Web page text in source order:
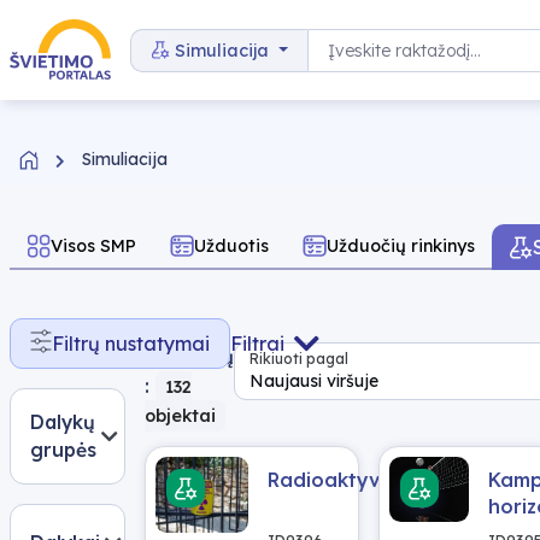
Pereiti prie turinio
Simuliacija Paieška
Simuliacija
Visos SMP Užduotis Užduočių rinkinys
Filtrų nustatymai Filtrai
Dalykų
grupės
Rasta
rezultatų
:
132
objektai
Rikiuoti pagal
Naujausi viršuje
Radioaktyvumas